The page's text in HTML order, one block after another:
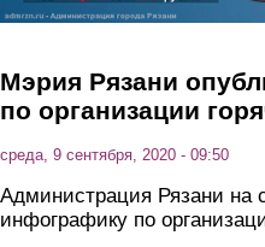
Мэрия Рязани
по организации
среда, 9 сентября, 2020 - 09:50
Администрация Рязани на
инфографику по